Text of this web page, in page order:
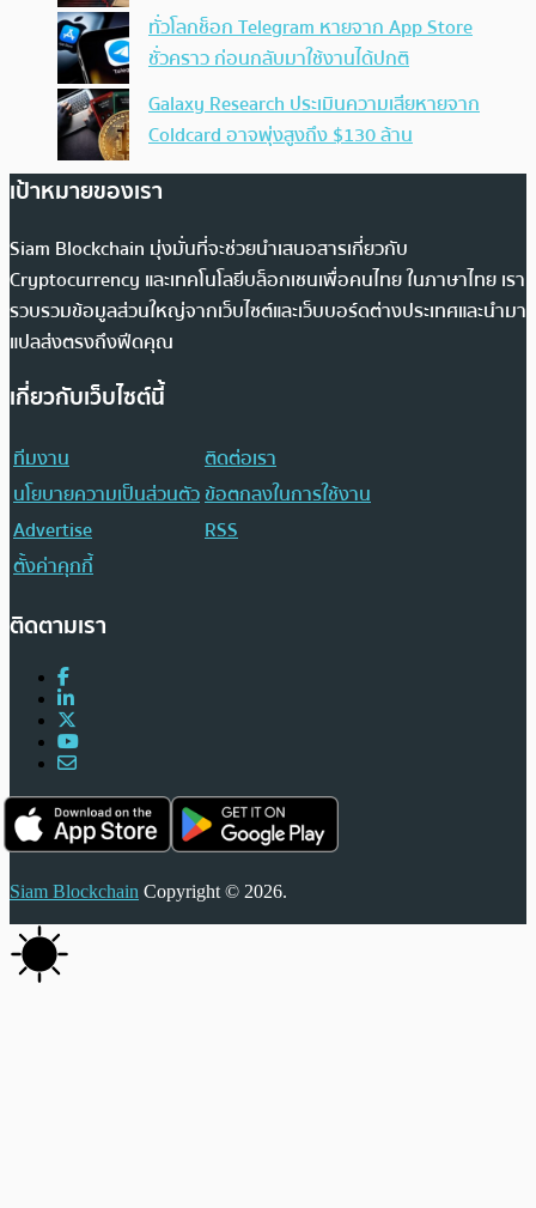
ทั่วโลกช็อก Telegram หายจาก App Store
ชั่วคราว ก่อนกลับมาใช้งานได้ปกติ
Galaxy Research ประเมินความเสียหายจาก
Coldcard อาจพุ่งสูงถึง $130 ล้าน
เป้าหมายของเรา
Siam Blockchain มุ่งมั่นที่จะช่วยนำเสนอสารเกี่ยวกับ
Cryptocurrency และเทคโนโลยีบล็อกเชนเพื่อคนไทย ในภาษาไทย เรา
รวบรวมข้อมูลส่วนใหญ่จากเว็บไซต์และเว็บบอร์ดต่างประเทศและนำมา
แปลส่งตรงถึงฟีดคุณ
เกี่ยวกับเว็บไซต์นี้
ทีมงาน
ติดต่อเรา
นโยบายความเป็นส่วนตัวข้อตกลงในการใช้งาน
Advertise
RSS
ตั้งค่าคุกกี้
ติดตามเรา
Siam Blockchain Copyright © 2026.